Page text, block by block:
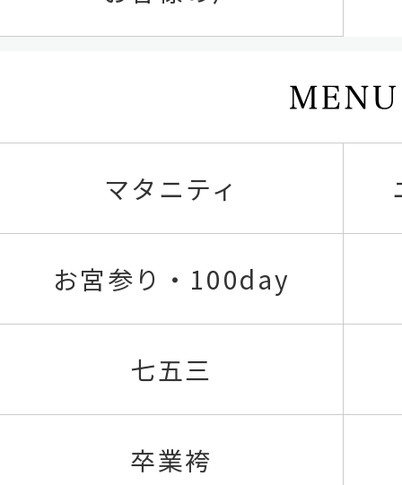
マタニティ
お宮参り・100day
七五三
卒業袴